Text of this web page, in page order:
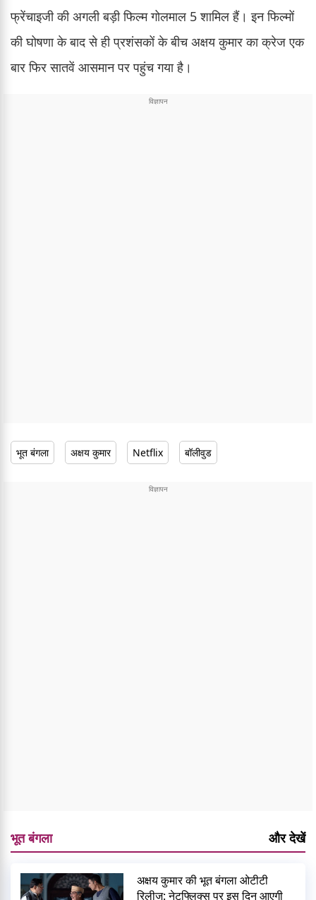
फ्रेंचाइजी की अगली बड़ी फिल्म गोलमाल 5 शामिल हैं। इन फिल्मों
की घोषणा के बाद से ही प्रशंसकों के बीच अक्षय कुमार का क्रेज एक
बार फिर सातवें आसमान पर पहुंच गया है।
भूत बंगला अक्षय कुमार Netflix बॉलीवुड
भूत बंगला और देखें
अक्षय कुमार की भूत बंगला ओटीटी
रिलीज: नेटफ्लिक्स पर इस दिन आएगी